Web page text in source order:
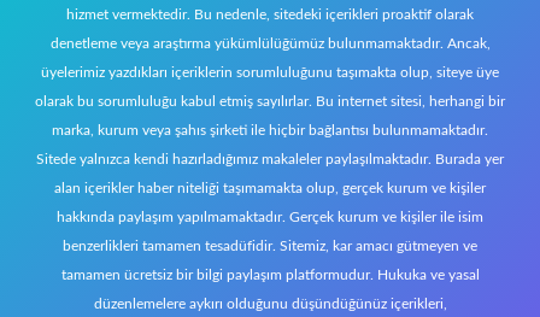
hizmet vermektedir. Bu nedenle, sitedeki içerikleri proaktif olarak
denetleme veya araştırma yükümlülüğümüz bulunmamaktadır. Ancak,
üyelerimiz yazdıkları içeriklerin sorumluluğunu taşımakta olup, siteye üye
olarak bu sorumluluğu kabul etmiş sayılırlar. Bu internet sitesi, herhangi bir
marka, kurum veya şahıs şirketi ile hiçbir bağlantısı bulunmamaktadır.
Sitede yalnızca kendi hazırladığımız makaleler paylaşılmaktadır. Burada yer
alan içerikler haber niteliği taşımamakta olup, gerçek kurum ve kişiler
hakkında paylaşım yapılmamaktadır. Gerçek kurum ve kişiler ile isim
benzerlikleri tamamen tesadüfidir. Sitemiz, kar amacı gütmeyen ve
tamamen ücretsiz bir bilgi paylaşım platformudur. Hukuka ve yasal
düzenlemelere aykırı olduğunu düşündüğünüz içerikleri,